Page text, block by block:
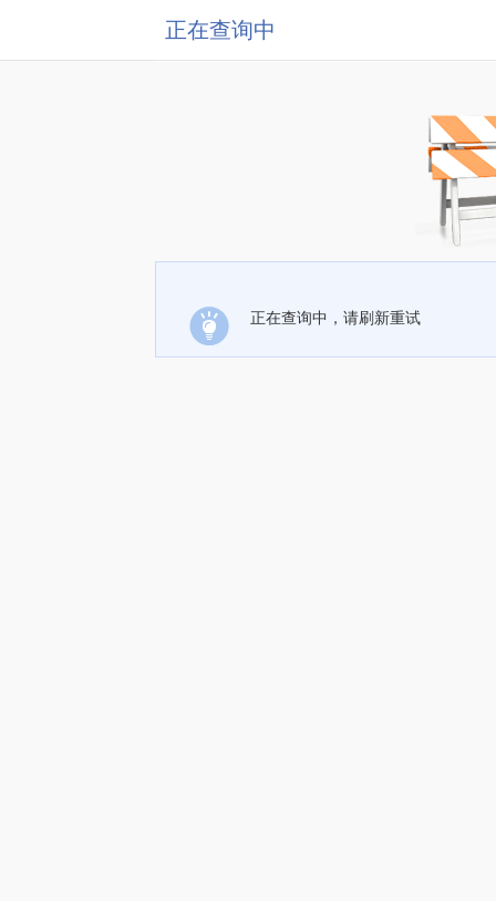
正在查询中
正在查询中，请刷新重试